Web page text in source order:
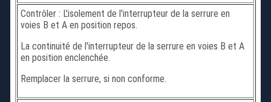
Contrôler : L'isolement de l'interrupteur de la serrure en
voies B et A en position repos.
La continuité de l'interrupteur de la serrure en voies B et A
en position enclenchée.
Remplacer la serrure, si non conforme.